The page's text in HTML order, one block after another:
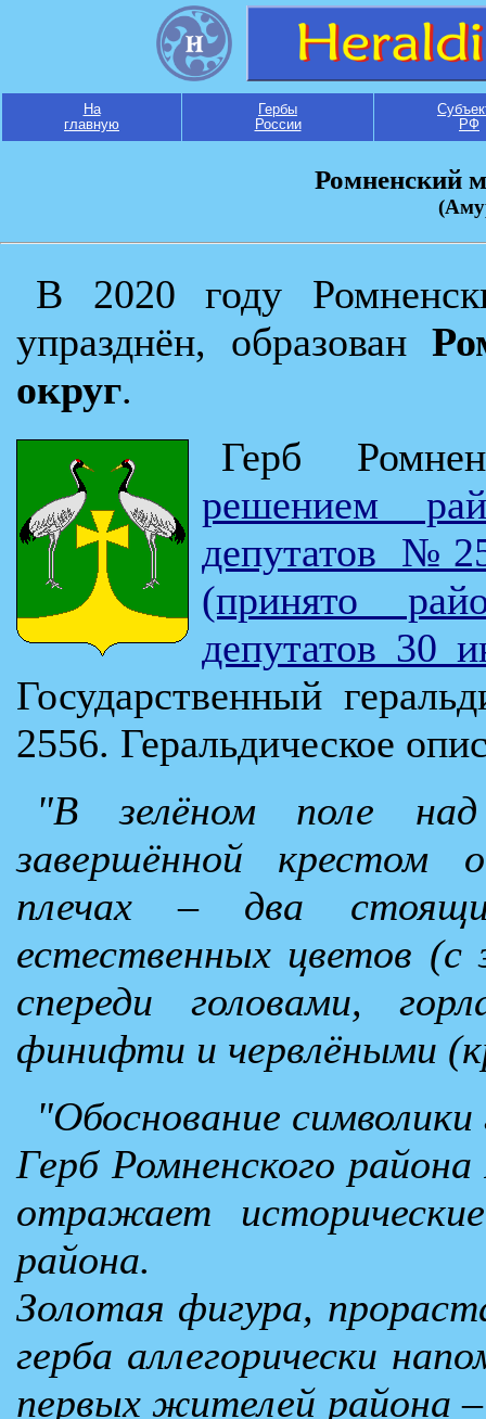
На
главную
Гербы
России
РФ
Ромненский
В 2020 году
упразднён, образован
округ.
Герб
решением
депутатов
(принято
депутатов 30
Государственный
2556. Геральдическое
"В зелёном поле
завершённой крестом
плечах – два
естественных цветов
спереди головами,
финифти и червлёными
"Обоснование
Герб Ромненского
отражает
района.
Золотая фигура,
герба аллегорически
первых жителей района